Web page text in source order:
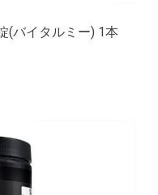
(バイタルミー) 1本